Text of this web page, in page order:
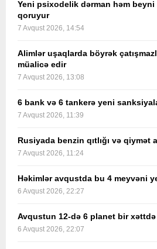
Yeni psixodelik dərman həm beyni
qoruyur
7 Avqust 2026, 14:54
Alimlər uşaqlarda böyrək
müalicə edir
7 Avqust 2026, 13:08
6 bank və 6 tankerə yeni
7 Avqust 2026, 11:39
Rusiyada benzin qıtlığı və qiymət
7 Avqust 2026, 11:24
Həkimlər avqustda bu 4 meyvəni
6 Avqust 2026, 22:27
Avqustun 12-də 6 planet bir
6 Avqust 2026, 22:07